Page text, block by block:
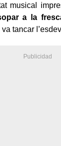
musical
a la
va tancar